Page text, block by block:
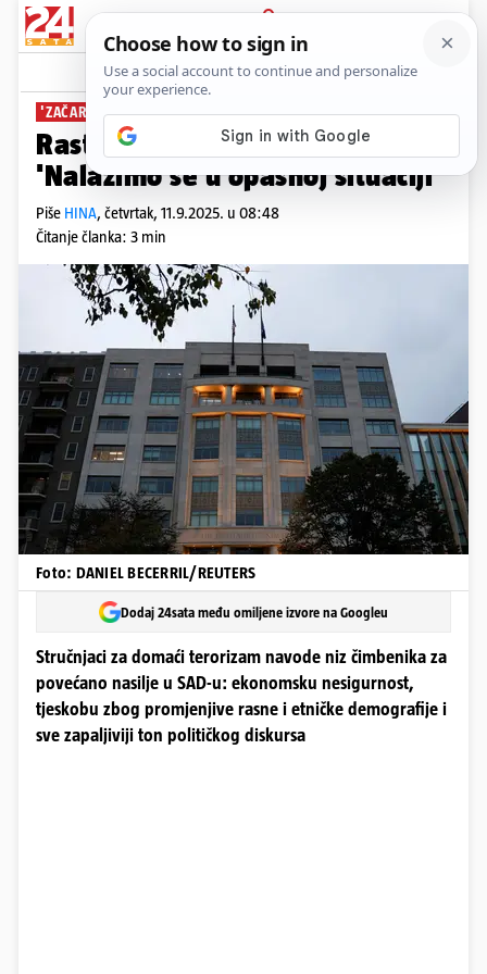
PRIJAVA
News Komentari
'ZAČARANI KRUG'
Raste političko nasilje u SAD-u:
'Nalazimo se u opasnoj situaciji'
Piše HINA, četvrtak, 11.9.2025. u 08:48
Čitanje članka: 3 min
Foto: DANIEL BECERRIL/REUTERS
Dodaj 24sata među omiljene izvore na Googleu
Stručnjaci za domaći terorizam navode niz čimbenika za
povećano nasilje u SAD-u: ekonomsku nesigurnost,
tjeskobu zbog promjenjive rasne i etničke demografije i
sve zapaljiviji ton političkog diskursa